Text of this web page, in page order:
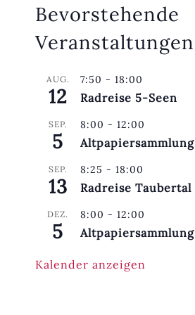
Bevorstehende
Veranstaltungen
AUG.
12
7:50 - 18:00
Radreise 5-Seen
SEP.
5
8:00 - 12:00
Altpapiersammlung
SEP.
13
8:25 - 18:00
Radreise Taubertal
DEZ.
5
8:00 - 12:00
Altpapiersammlung
Kalender anzeigen